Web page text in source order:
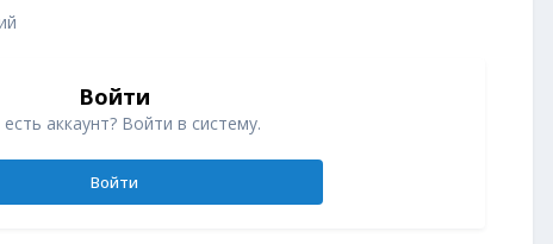
Войти
аккаунт? Войти в систему.
Войти